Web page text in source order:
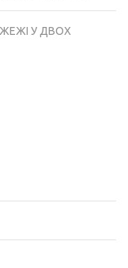
У ДВОХ